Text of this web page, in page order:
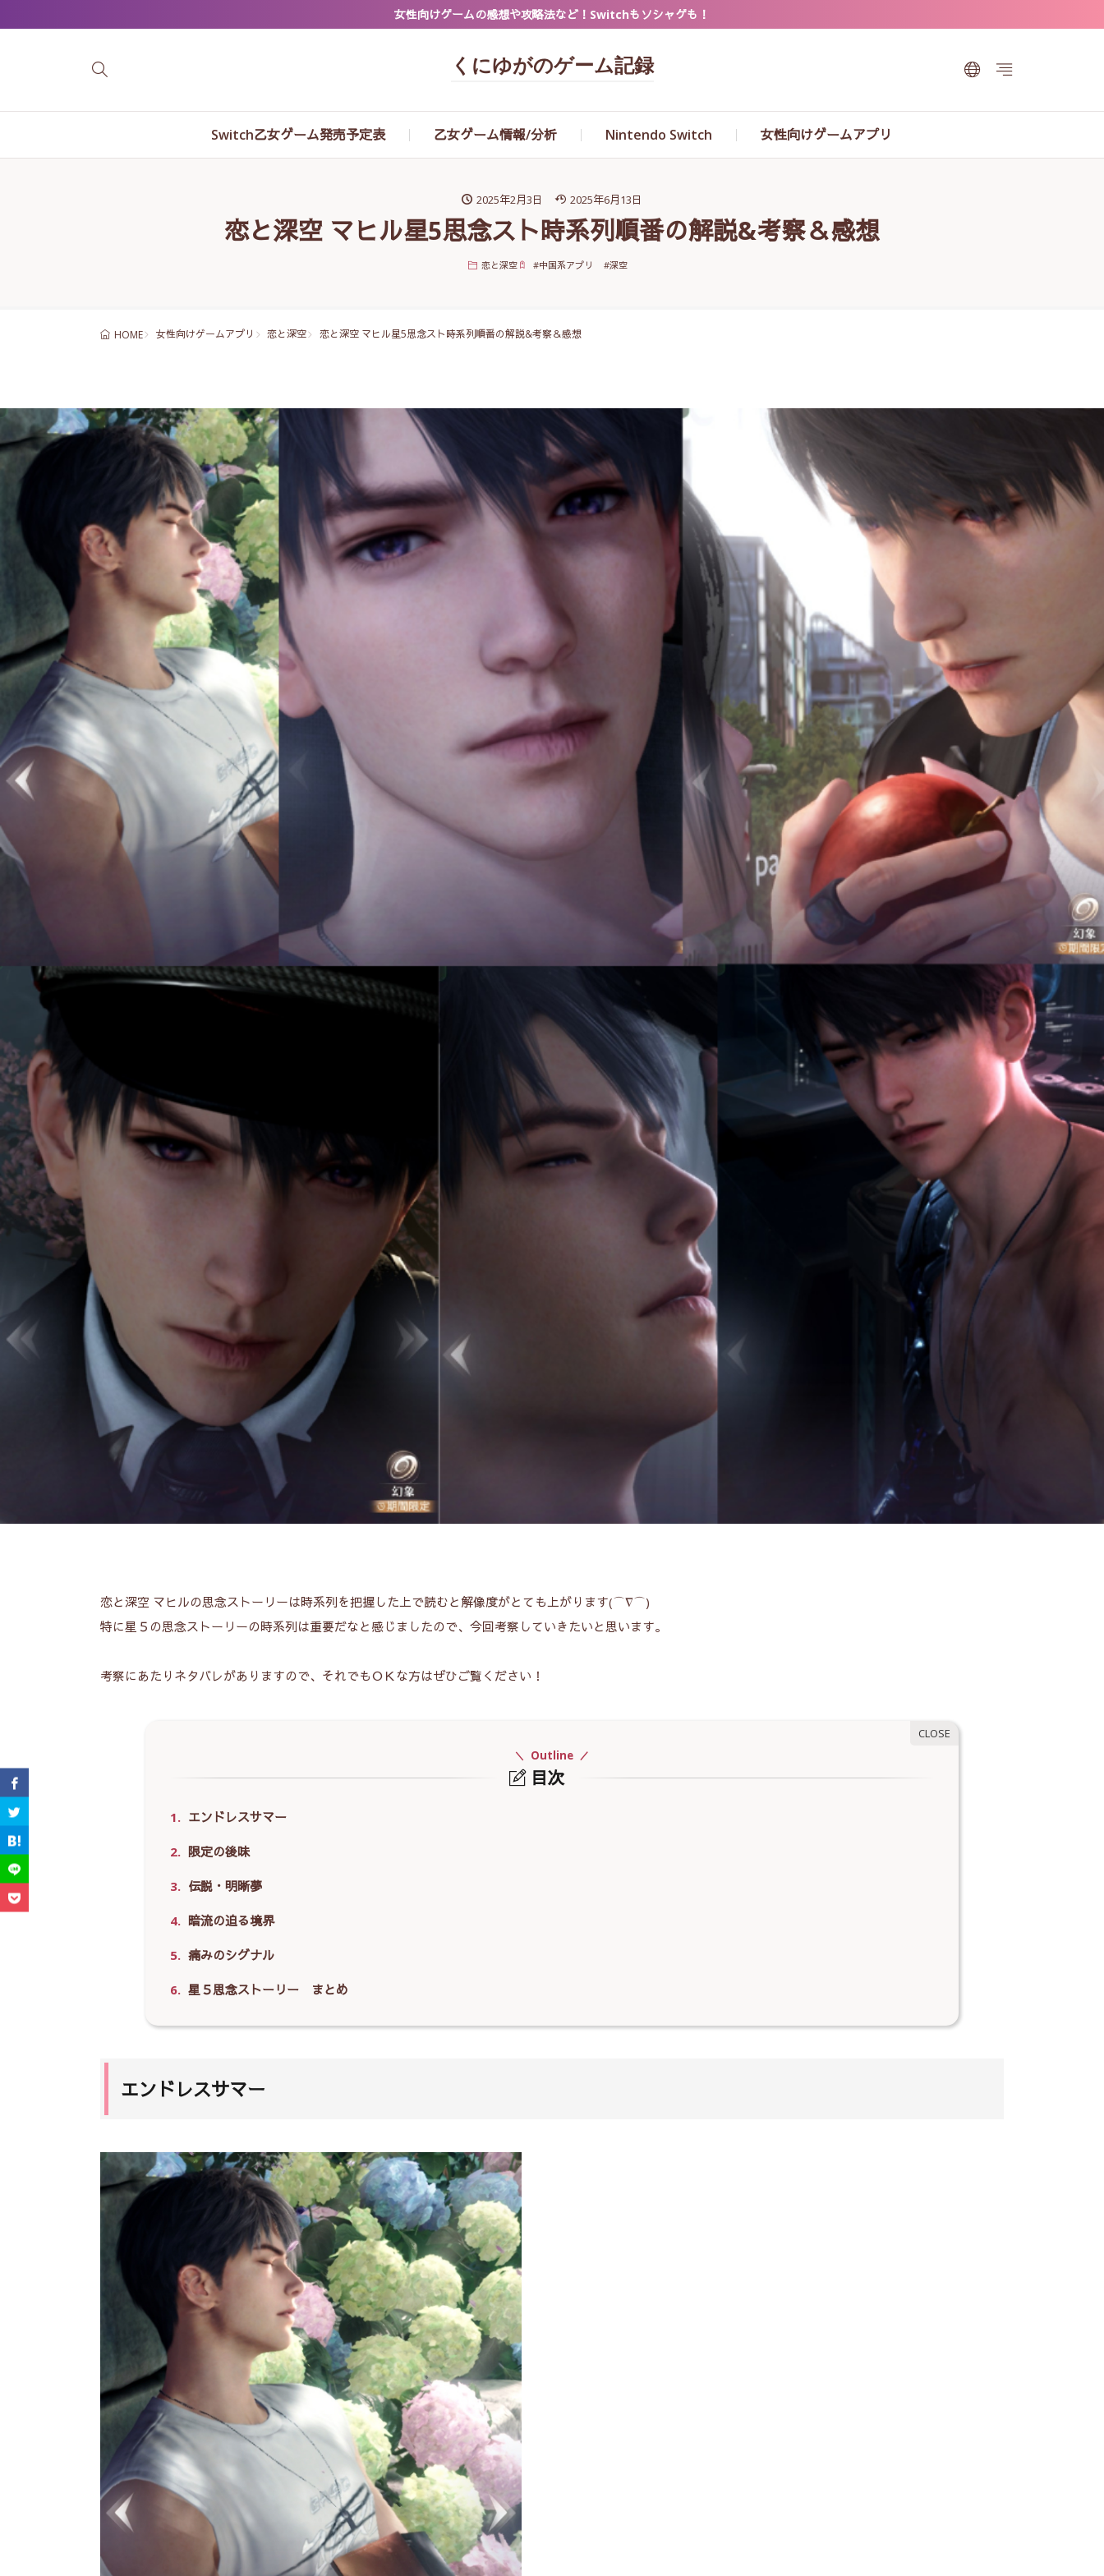
女性向けゲームの感想や攻略法など！Switchもソシャゲも！
くにゆがのゲーム記録
Switch乙女ゲーム発売予定表 乙女ゲーム情報/分析 Nintendo Switch 女性向けゲームアプリ
2025年2月3日 2025年6月13日
恋と深空 マヒル星5思念スト時系列順番の解説&考察＆感想
恋と深空 #中国系アプリ #深空
HOME 女性向けゲームアプリ 恋と深空 恋と深空 マヒル星5思念スト時系列順番の解説&考察＆感想
恋と深空 マヒルの思念ストーリーは時系列を把握した上で読むと解像度がとても上がります(⌒∇⌒)
特に星５の思念ストーリーの時系列は重要だなと感じましたので、今回考察していきたいと思います。
考察にあたりネタバレがありますので、それでもＯＫな方はぜひご覧ください！
目次
Outline
1. エンドレスサマー
2. 限定の後味
3. 伝説・明晰夢
4. 暗流の迫る境界
5. 痛みのシグナル
6. 星５思念ストーリー まとめ
エンドレスサマー